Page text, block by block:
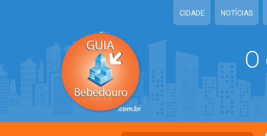
CIDADE NOTÍCIAS